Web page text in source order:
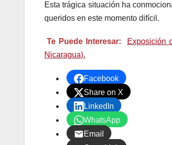
Esta trágica situación ha
queridos en este momento difícil.
Te Puede Interesar:
Exposición
Nicaragua).
Facebook
Share on X
LinkedIn
WhatsApp
Email